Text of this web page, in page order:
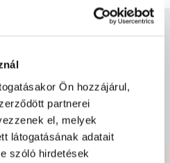
Ön hozzájárul,
partnerei
el, melyek
látogatásának adatait
szóló hirdetések
személy